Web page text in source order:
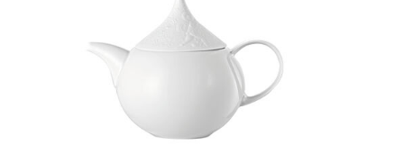
ZAUBERFLÖTE WHITE